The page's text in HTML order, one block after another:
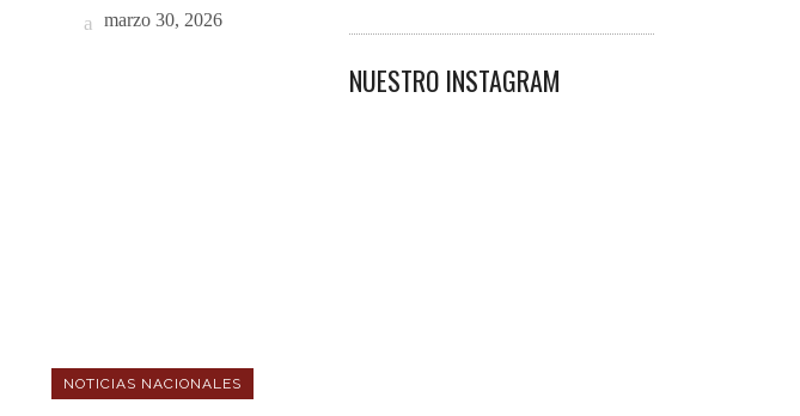
marzo 30, 2026
NOTICIAS NACIONALES
NUESTRO INSTAGRAM